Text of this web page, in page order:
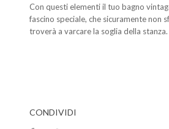
Con questi elementi il tuo bagno
fascino speciale, che sicuramente non
troverà a varcare la soglia della stanza.
CONDIVIDI